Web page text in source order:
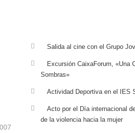
Salida al cine con el Grupo
Excursión CaixaForum, «Una
Sombras»
Actividad Deportiva en el IES
Acto por el Día internacional
de la violencia hacia la mujer